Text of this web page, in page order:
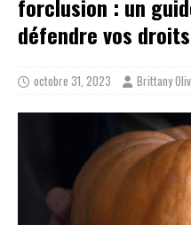
forclusion : un
défendre vos droits
octobre 31, 2023 Brittany